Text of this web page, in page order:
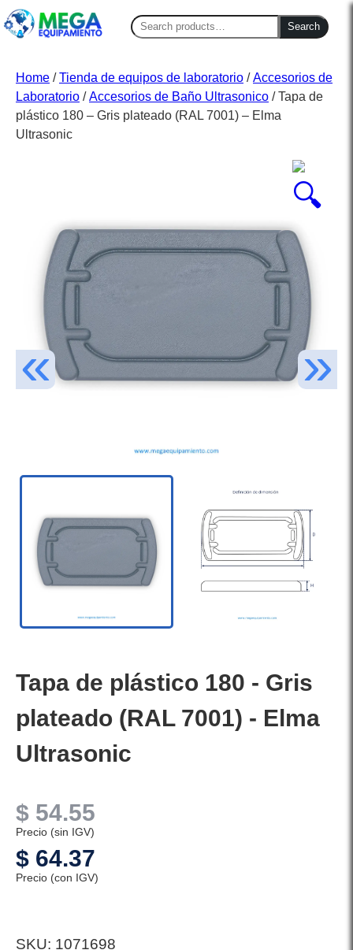
Search
for:
Search
Home /Tienda de equipos de laboratorio /Accesorios de
Laboratorio /Accesorios de Baño Ultrasonico / Tapa de
plástico 180 – Gris plateado (RAL 7001) – Elma
Ultrasonic
Tapa de plástico 180 - Gris
plateado (RAL 7001) - Elma
Ultrasonic
$ 54.55
Precio (sin IGV)
$ 64.37
Precio (con IGV)
SKU: 1071698